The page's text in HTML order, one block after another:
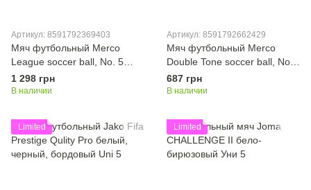
Артикул: 8591792369403
Мяч футбольный Merco
League soccer ball, No. 5
8591792369403
1 298 грн
В наличии
Артикул: 8591792662429
Мяч футбольный Merco
Double Tone soccer ball, No.
5 8591792662429
687 грн
В наличии
Limited Limited